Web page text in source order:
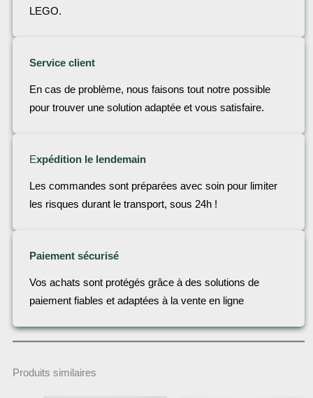
LEGO.
Service client
En cas de problème, nous faisons tout notre possible
pour trouver une solution adaptée et vous satisfaire.
Expédition le lendemain
Les commandes sont préparées avec soin pour limiter
les risques durant le transport, sous 24h !
Paiement sécurisé
Vos achats sont protégés grâce à des solutions de
paiement fiables et adaptées à la vente en ligne
Produits similaires